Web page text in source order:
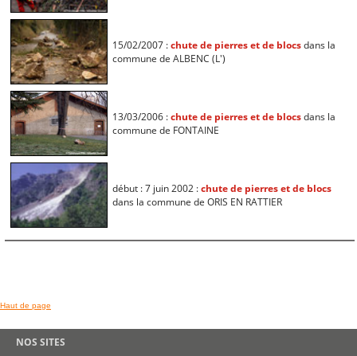
15/02/2007 :chute de pierres et de blocsdans la
commune de ALBENC (L')
13/03/2006 :chute de pierres et de blocsdans la
commune de FONTAINE
début : 7 juin 2002 :chute de pierres et de blocs
dans la commune de ORIS EN RATTIER
Haut de page
NOS SITES